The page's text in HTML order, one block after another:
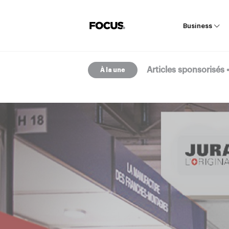
Business
À la une Articles sponsorisés